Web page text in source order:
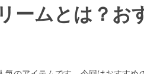
ームとは？お